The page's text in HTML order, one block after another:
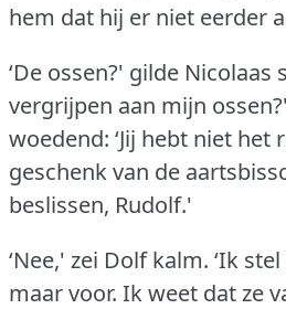
hem dat hij er niet eerder
‘De ossen?' gilde Nicolaas
vergrijpen aan mijn ossen?'
woedend: ‘Jij hebt niet het
geschenk van de
beslissen, Rudolf.'
‘Nee,' zei Dolf kalm. ‘Ik
maar voor. Ik weet dat ze